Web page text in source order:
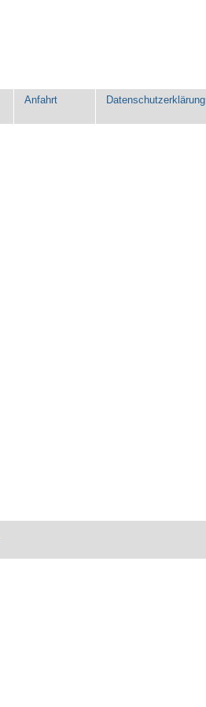
Anfahrt Datenschutzerklärung